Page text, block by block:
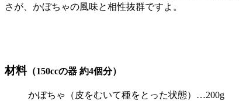
さが、かぼちゃの風味と相性抜群ですよ。
材料（150ccの器 約4個分）
かぼちゃ（皮をむいて種をとった状態）…200g